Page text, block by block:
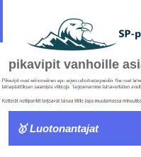
pikavipit vanhoille
🥇 Luotonantajat